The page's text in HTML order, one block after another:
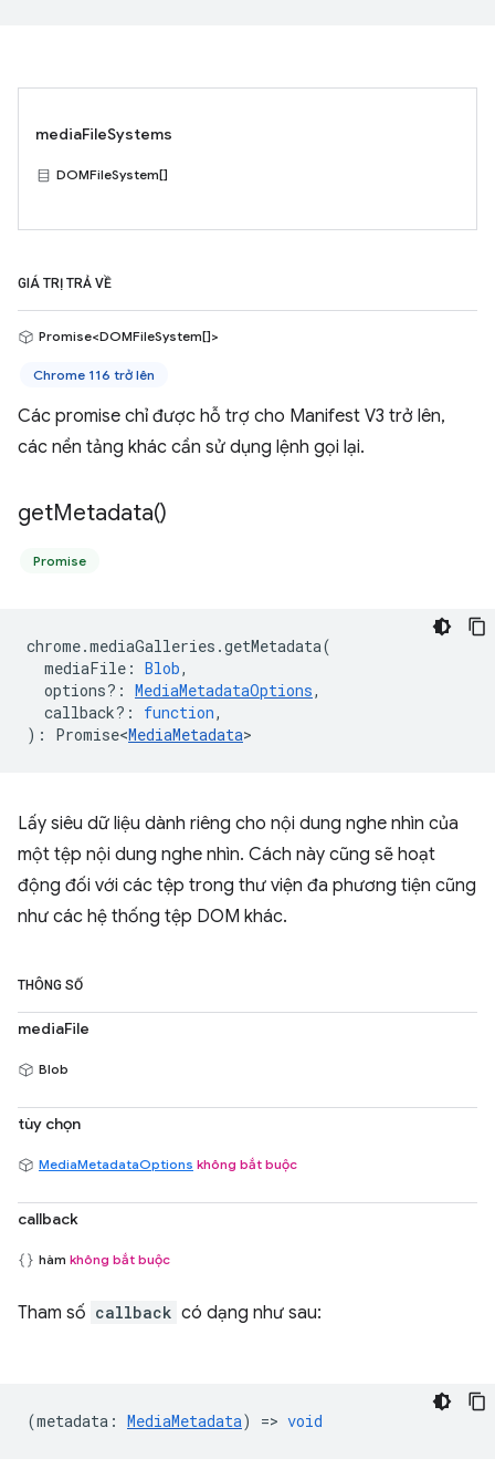
mediaFileSystems
DOMFileSystem[]
GIÁ TRỊ TRẢ VỀ
Promise<DOMFileSystem[]>
Chrome 116 trở lên
Các promise chỉ được hỗ trợ cho Manifest V3 trở lên,
các nền tảng khác cần sử dụng lệnh gọi lại.
getMetadata()
Promise
chrome.mediaGalleries .getMetadata(
mediaFile : Blob,
options? : MediaMetadataOptions,
callback? : function,
) : Promise<MediaMetadata>
Lấy siêu dữ liệu dành riêng cho nội dung nghe nhìn của
một tệp nội dung nghe nhìn. Cách này cũng sẽ hoạt
động đối với các tệp trong thư viện đa phương tiện cũng
như các hệ thống tệp DOM khác.
THÔNG SỐ
mediaFile
Blob
tùy chọn
MediaMetadataOptions không bắt buộc
callback
hàm không bắt buộc
Tham số callback có dạng như sau:
(metadata : MediaMetadata) => void